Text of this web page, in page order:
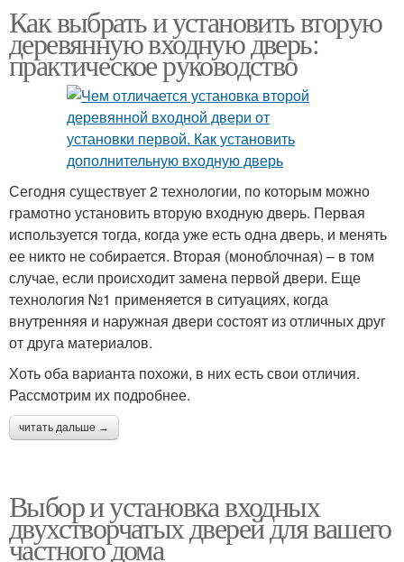
Как выбрать и установить вторую
деревянную входную дверь:
практическое руководство
Сегодня существует 2 технологии, по которым можно
грамотно установить вторую входную дверь. Первая
используется тогда, когда уже есть одна дверь, и менять
ее никто не собирается. Вторая (моноблочная) – в том
случае, если происходит замена первой двери. Еще
технология №1 применяется в ситуациях, когда
внутренняя и наружная двери состоят из отличных друг
от друга материалов.
Хоть оба варианта похожи, в них есть свои отличия.
Рассмотрим их подробнее.
читать дальше →
Выбор и установка входных
двухстворчатых дверей для вашего
частного дома